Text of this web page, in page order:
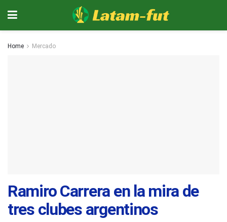
Home Mercado
Ramiro Carrera en la mira de
tres clubes argentinos